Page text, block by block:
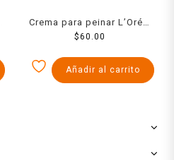
Crema para peinar L’Oréal
Elvive reparación total 5
ml
$60.00
Añadir al carrito